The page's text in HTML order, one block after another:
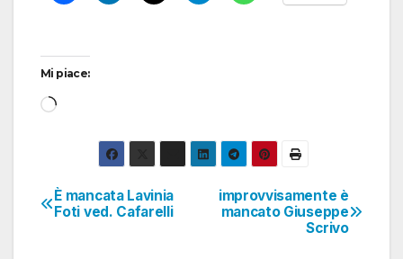
Mi piace:
Caricamento
corso…
Navigazione
improvvisamente è
mancato Giuseppe
Scrivo
È mancata Lavinia
Foti ved. Cafarelli